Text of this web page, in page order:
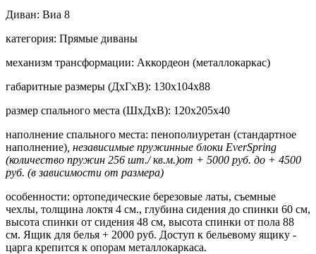
Диван: Виа 8
категория: Прямые диваны
механизм трансформации: Аккордеон (металлокаркас)
габаритные размеры (ДхГхВ): 130х104х88
размер спального места (ШхДхВ): 120х205х40
наполнение спального места: пенополиуретан (стандартное
наполнение) , независимые пружинные блоки EverSpring
(количество пружин 256 шт./ кв.м.)от + 5000 руб. до + 4500
руб. (в зависимости от размера)
особенности: ортопедические березовые латы, съемные
чехлы, толщина локтя 4 см., глубина сидения до спинки 60 см,
высота спинки от сидения 48 см, высота спинки от пола 88
см. Ящик для белья + 2000 руб. Доступ к бельевому ящику -
царга крепится к опорам металлокаркаса.